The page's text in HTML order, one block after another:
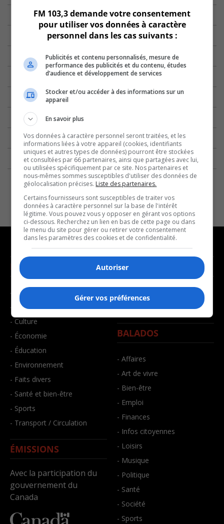
NOUVELLES
- Affaires municipales
- Communauté / Social
- Culture
- Économie
- Éducation
- Environnement
- Faits divers
- Santé et bien-être
- Sports
- Transport / Circulation
ÉMISSIONS
Avec la participation du
gouvernement du
Canada
MUSIQUE
- Joué récemment
BALADOS
- Affaires
- Art de vivre
- Bien-être
- Emploi
- Finances
- Infos citoyennes
- Loisirs
- Musique
- Politique
- Santé
- Société
- Sports
FM 103,3 demande votre consentement
pour utiliser vos données à caractère
personnel dans les cas suivants :
Publicités et contenu personnalisés, mesure de
performance des publicités et du contenu, études
d’audience et développement de services
Stocker et/ou accéder à des informations sur un
appareil
En savoir plus
Vos données à caractère personnel seront traitées, et les
informations liées à votre appareil (cookies, identifiants
uniques et autres types de données) pourront être stockées
et consultées par 66 partenaires, ainsi que partagées avec lui,
ou utilisées spécifiquement par ce site. Nos partenaires et
nous-mêmes sommes susceptibles d'utiliser des données de
géolocalisation précises. Liste des partenaires.
Certains fournisseurs sont susceptibles de traiter vos
données à caractère personnel sur la base de l'intérêt
légitime. Vous pouvez vous y opposer en gérant vos options
ci-dessous. Recherchez un lien en bas de cette page ou dans
le menu du site pour gérer ou retirer votre consentement
dans les paramètres des cookies et de confidentialité.
Autoriser
Gérer vos préférences